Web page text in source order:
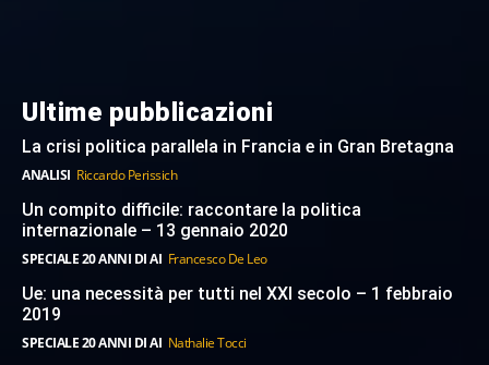
Ultime pubblicazioni
La crisi politica parallela in Francia e in Gran Bretagna
ANALISI Riccardo Perissich
Un compito difficile: raccontare la politica
internazionale – 13 gennaio 2020
SPECIALE 20 ANNI DI AI Francesco De Leo
Ue: una necessità per tutti nel XXI secolo – 1 febbraio
2019
SPECIALE 20 ANNI DI AI Nathalie Tocci